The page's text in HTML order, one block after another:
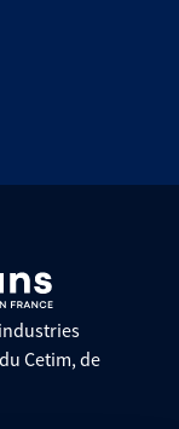
Cetim, de